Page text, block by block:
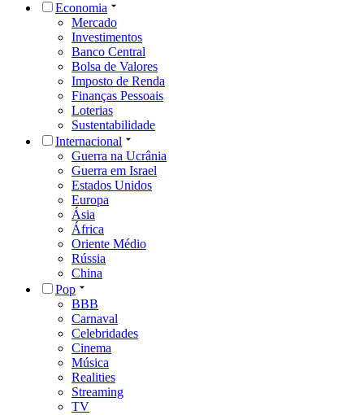
Economia
Mercado
Investimentos
Banco Central
Bolsa de Valores
Imposto de Renda
Finanças Pessoais
Loterias
Sustentabilidade
Internacional
Guerra na Ucrânia
Guerra em Israel
Estados Unidos
Europa
Ásia
África
Oriente Médio
Rússia
China
Pop
BBB
Carnaval
Celebridades
Cinema
Música
Realities
Streaming
TV